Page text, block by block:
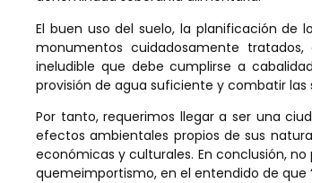
El buen uso del suelo, la planificación de
monumentos cuidadosamente
ineludible que debe cumplirse a
provisión de agua suficiente y combatir
Por tanto, requerimos llegar a ser una
efectos ambientales propios de sus
económicas y culturales. En conclusión,
quemeimportismo, en el entendido de que